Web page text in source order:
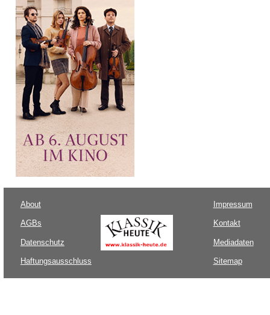
About
AGBs
Datenschutz
Haftungsausschluss
Impressum
Kontakt
Mediadaten
Sitemap